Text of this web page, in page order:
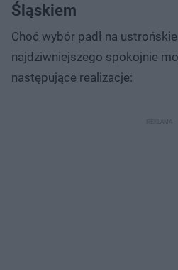
Śląskiem
Choć wybór padł na
najdziwniejszego spokojnie
następujące realizacje: